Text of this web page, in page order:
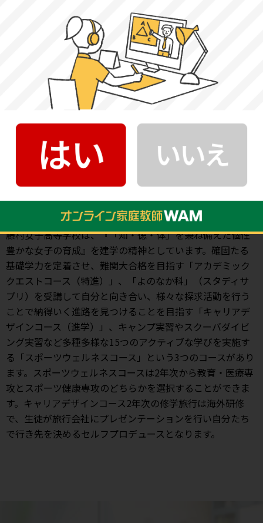
1. 本来あるべき自分になること = 自分らしくなること
2. 自分の能力や可能性を最大限に活かして達成すること
3. 柔軟性を持って社会貢献すること
学校長挨拶 教育理念 | 藤村女子中学・高等学校
藤村女子高等学校は、『「知・徳・体」を兼ね備えた個性
豊かな女子の育成』を建学の精神としています。確固たる
基礎学力を定着させ、難関大合格を目指す「アカデミック
クエストコース（特進）」、「よのなか科」（スタディサ
プリ）を受講して自分と向き合い、様々な探求活動を行う
ことで納得いく進路を見つけることを目指す「キャリアデ
ザインコース（進学）」、キャンプ実習やスクーバダイビ
ング実習など多種多様な15つのアクティブな学びを実施す
る「スポーツウェルネスコース」という3つのコースがあり
ます。スポーツウェルネスコースは2年次から教育・医療専
攻とスポーツ健康専攻のどちらかを選択することができま
す。キャリアデザインコース2年次の修学旅行は海外研修
で、生徒が旅行会社にプレゼンテーションを行い自分たち
で行き先を決めるセルフプロデュースとなります。